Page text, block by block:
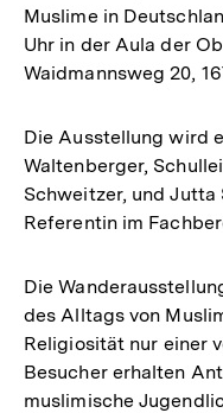
Muslime in
Uhr in der Aula der
Waidmannsweg 20,
Die Ausstellung wird
Waltenberger,
Schweitzer, und
Referentin im
Die
des Alltags von
Religiosität nur einer
Besucher erhalten
muslimische